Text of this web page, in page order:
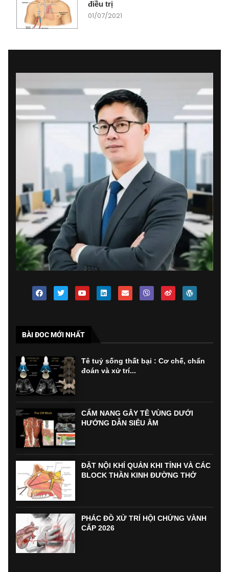
điều trị
01/07/2021
BÀI ĐOC MỚI NHẤT
Tê tuỷ sống thất bại : Cơ chế, chẩn
đoán và xử trí...
CẨM NANG GÂY TÊ VÙNG DƯỚI
HƯỚNG DẪN SIÊU ÂM
ĐẶT NỘI KHÍ QUẢN KHI TỈNH VÀ CÁC
BLOCK THẦN KINH ĐƯỜNG THỞ
PHÁC ĐỒ XỬ TRÍ HỘI CHỨNG VÀNH
CẤP 2026